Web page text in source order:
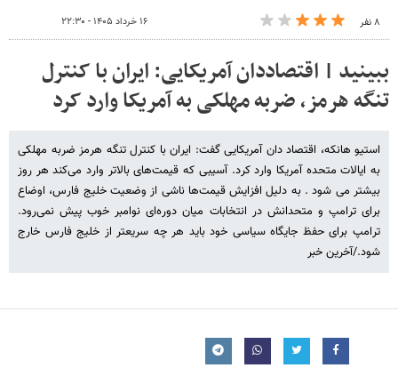
۸ نفر ۱۶ خرداد ۱۴۰۵ - ۲۲:۳۰
ببینید | اقتصاددان آمریکایی:‌ ایران با کنترل
تنگه هرمز، ضربه مهلکی به آمریکا وارد کرد
استیو هانکه، اقتصاد دان آمریکایی گفت: ایران با کنترل تنگه هرمز ضربه مهلکی
به ایالات متحده آمریکا وارد کرد. آسیبی که قیمت‌های بالاتر وارد می‌کند هر روز
بیشتر می شود . به دلیل افزایش قیمت‌ها ناشی از وضعیت خلیج فارس، اوضاع
برای ترامپ و متحدانش در انتخابات میان دوره‌ای نوامبر خوب پیش نمی‌رود.
ترامپ برای حفظ جایگاه سیاسی خود باید هر چه سریعتر از خلیج فارس خارج
شود./آخرین خبر